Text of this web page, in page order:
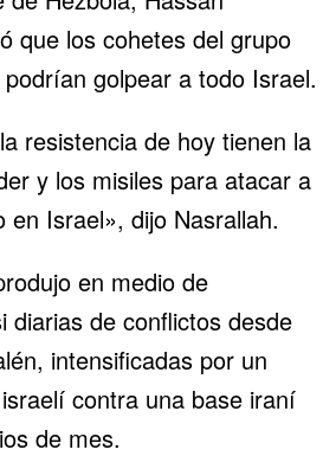
que los cohetes del grupo
golpear a todo Israel.
resistencia de hoy tienen la
y los misiles para atacar a
en Israel», dijo Nasrallah.
en medio de
diarias de conflictos desde
intensificadas por un
contra una base iraní
de mes.